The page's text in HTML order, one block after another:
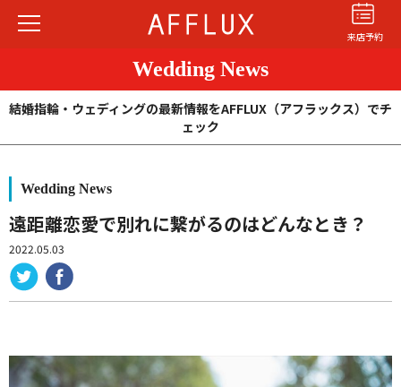
来店予約
セットリング
商品カテゴリ
ショップ
無限大のオーダーメイド
Wedding News
結婚指輪・ウェディングの最新情報をAFFLUX（アフラックス）でチ
ェック
Wedding News
遠距離恋愛で別れに繋がるのはどんなとき？
2022.05.03